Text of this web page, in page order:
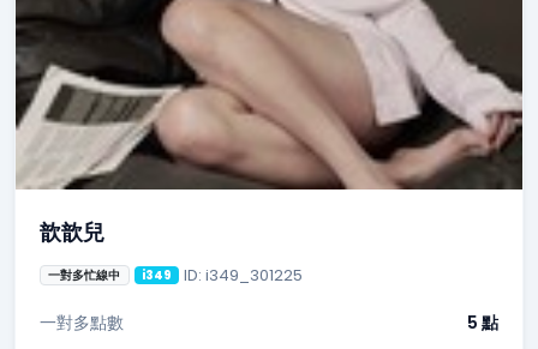
歆歆兒
一對多忙線中 i349 ID: i349_301225
一對多點數
5 點